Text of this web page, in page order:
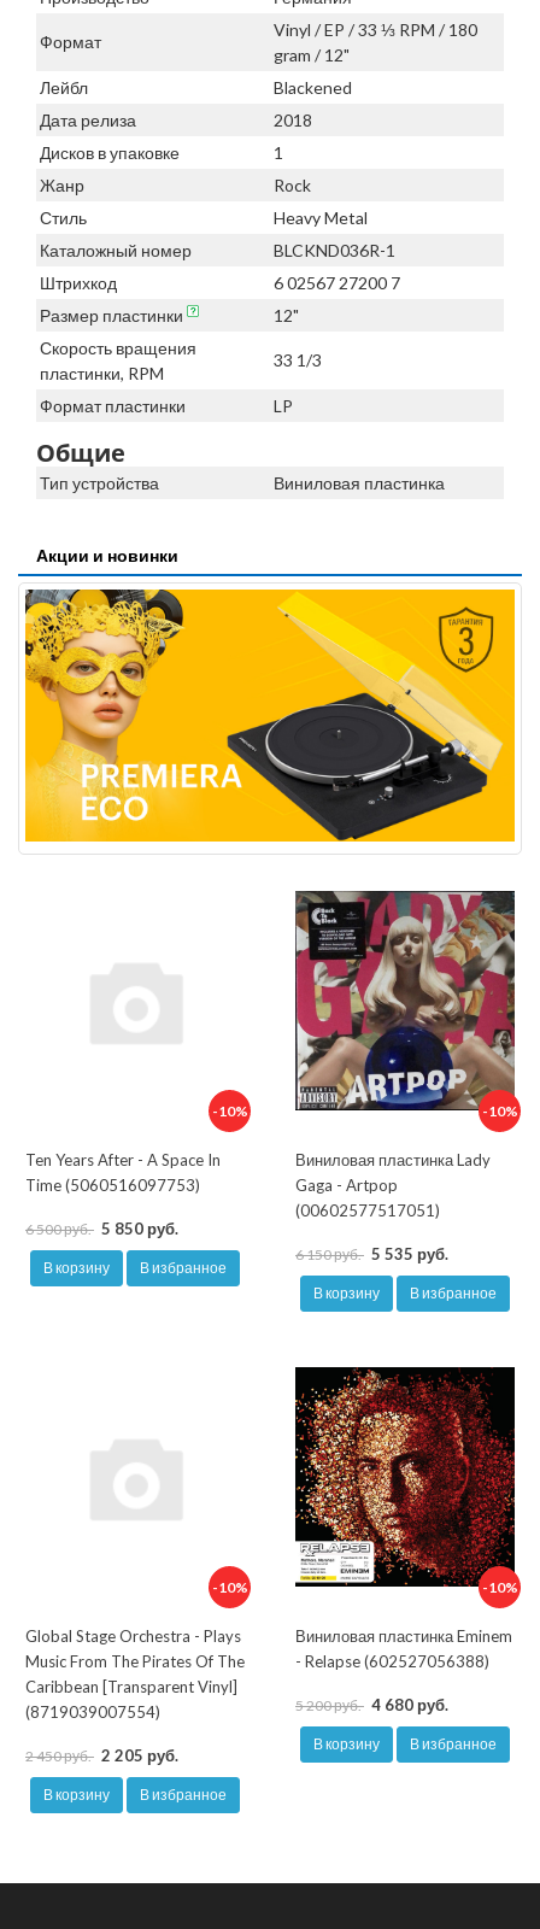
Формат
Vinyl / EP / 33 ⅓ RPM / 180
gram / 12"
Лейбл
Blackened
Дата релиза
2018
Дисков в упаковке
1
Жанр
Rock
Стиль
Heavy Metal
Каталожный номер
BLCKND036R-1
Штрихкод
6 02567 27200 7
Размер пластинки
12"
Скорость вращения
пластинки, RPM
33 1/3
Формат пластинки LP
Общие
Тип устройства Виниловая пластинка
Акции и новинки
-10%
Ten Years After - A Space In
Time (5060516097753)
6 500 руб. 5 850 руб.
В корзину В избранное
-10%
Виниловая пластинка Lady
Gaga - Artpop
(00602577517051)
6 150 руб. 5 535 руб.
В корзину В избранное
-10%
Global Stage Orchestra - Plays
Music From The Pirates Of The
Caribbean [Transparent Vinyl]
(8719039007554)
2 450 руб. 2 205 руб.
В корзину В избранное
-10%
Виниловая пластинка Eminem
- Relapse (602527056388)
5 200 руб. 4 680 руб.
В корзину В избранное